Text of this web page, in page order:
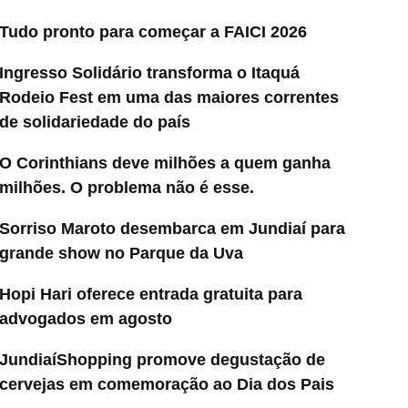
Tudo pronto para começar a FAICI 2026
Ingresso Solidário transforma o Itaquá
Rodeio Fest em uma das maiores correntes
de solidariedade do país
O Corinthians deve milhões a quem ganha
milhões. O problema não é esse.
Sorriso Maroto desembarca em Jundiaí para
grande show no Parque da Uva
Hopi Hari oferece entrada gratuita para
advogados em agosto
JundiaíShopping promove degustação de
cervejas em comemoração ao Dia dos Pais